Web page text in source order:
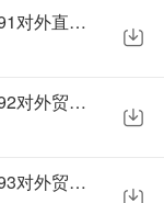
经济法-第12章涉外经济法律制度-191对外直接投资法律制度
经济法-第12章涉外经济法律制度-192对外贸易法的适用原则和范围
经济法-第12章涉外经济法律制度-193对外贸易经营者